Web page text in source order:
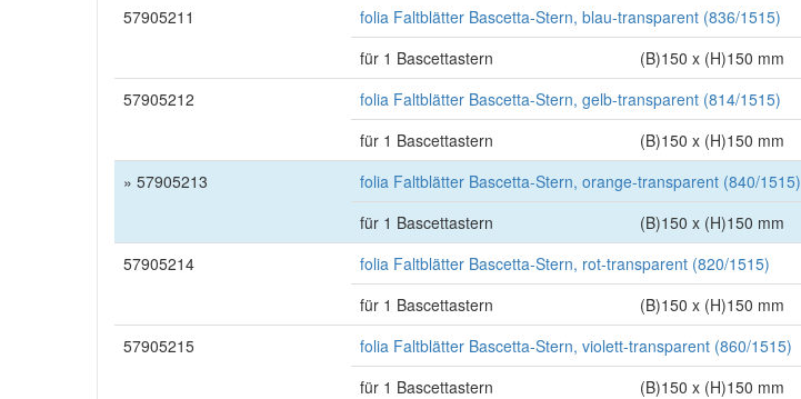
57905211
folia Faltblätter Bascetta-Stern, blau-transparent (836/1515)
für 1 Bascettastern
(B)150 x (H)150 mm
57905212
folia Faltblätter Bascetta-Stern, gelb-transparent (814/1515)
für 1 Bascettastern
(B)150 x (H)150 mm
» 57905213
folia Faltblätter Bascetta-Stern, orange-transparent (840/1515)
für 1 Bascettastern
(B)150 x (H)150 mm
57905214
folia Faltblätter Bascetta-Stern, rot-transparent (820/1515)
für 1 Bascettastern
(B)150 x (H)150 mm
57905215
folia Faltblätter Bascetta-Stern, violett-transparent (860/1515)
für 1 Bascettastern
(B)150 x (H)150 mm